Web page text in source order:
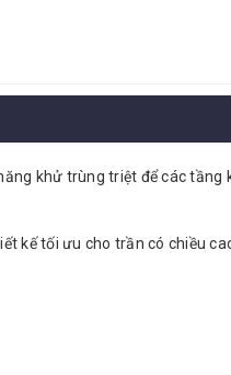
khử trùng triệt để các tầng
kế tối ưu cho trần có chiều